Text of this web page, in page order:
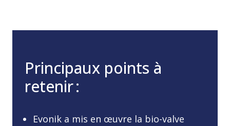
Principaux points à
retenir :
Evonik a mis en œuvre la bio-valve